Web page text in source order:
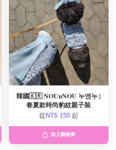
韓國🇰🇷 NOUnNOU 누앤누 |
春夏款時尚豹紋親子裝
從 NT$ 150 起
加入購物車